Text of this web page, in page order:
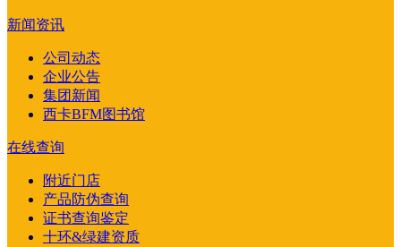
新闻资讯
公司动态
企业公告
集团新闻
西卡BFM图书馆
在线查询
附近门店
产品防伪查询
证书查询鉴定
十环&绿建资质